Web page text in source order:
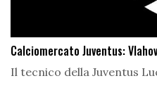
Calciomercato Juventus:
Il tecnico della Juventus